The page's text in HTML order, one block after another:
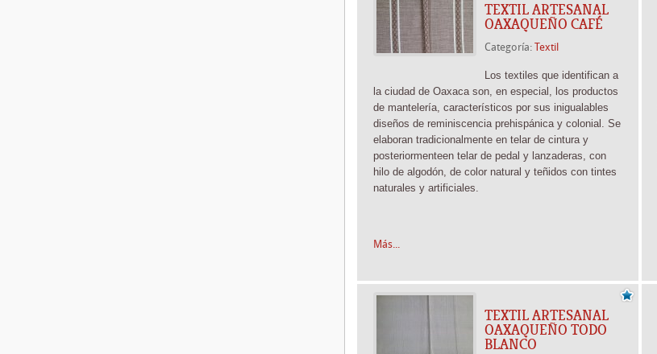
TEXTIL ARTESANAL
OAXAQUEÑO CAFÉ
Categoría: Textil
Los textiles que identifican a
la ciudad de Oaxaca son, en especial, los productos
de mantelería, característicos por sus inigualables
diseños de reminiscencia prehispánica y colonial. Se
elaboran tradicionalmente en telar de cintura y
posteriormenteen telar de pedal y lanzaderas, con
hilo de algodón, de color natural y teñidos con tintes
naturales y artificiales.
Más...
TEXTIL ARTESANAL
OAXAQUEÑO TODO
BLANCO